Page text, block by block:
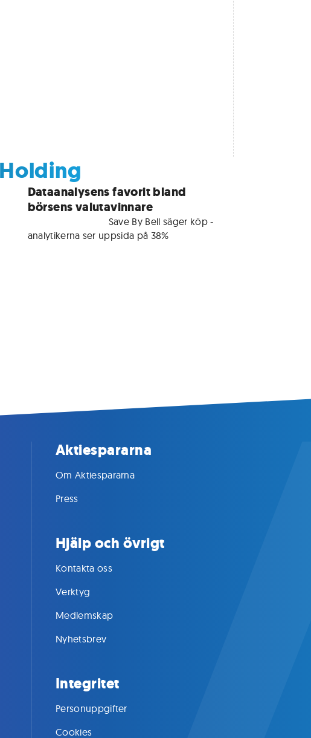
Dataanalysens favorit bland
börsens valutavinnare
Save By Bell säger köp -
analytikerna ser uppsida på 38%
Aktiespararna
Om Aktiespararna
Press
Hjälp och övrigt
Kontakta oss
Verktyg
Medlemskap
Nyhetsbrev
Integritet
Personuppgifter
Cookies